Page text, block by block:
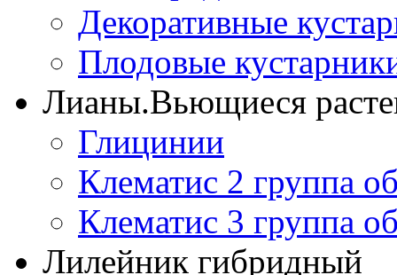
Декоративные
Плодовые
Лианы.Вьющиеся
Глицинии
Клематис 2 группа
Клематис 3 группа
Лилейник гибридный